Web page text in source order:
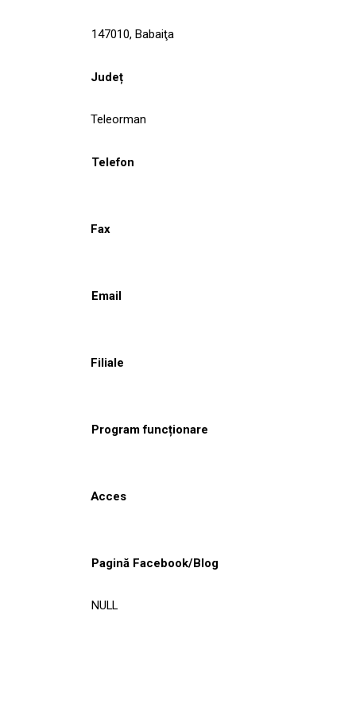
147010, Babaiţa
Județ
Teleorman
Telefon
Fax
Email
Filiale
Program funcționare
Acces
Pagină Facebook/Blog
NULL